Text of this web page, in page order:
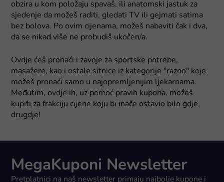
obzira u kom položaju spavaš, ili anatomski jastuk za
sjedenje da možeš raditi, gledati TV ili gejmati satima
bez bolova. Po ovim cijenama, možeš nabaviti čak i dva,
da se nikad više ne probudiš ukočen/a.
Ovdje ćeš pronaći i zavoje za sportske potrebe,
masažere, kao i ostale sitnice iz kategorije "razno" koje
možeš pronaći samo u najopremljenijim ljekarnama.
Međutim, ovdje ih, uz pomoć pravih kupona, možeš
kupiti za frakciju cijene koju bi inače ostavio bilo gdje
drugdje!
MegaKuponi Newsletter
Pretplatnici na naš newsletter primaju najbolje kupone i